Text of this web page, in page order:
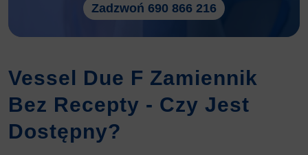
Zadzwoń 690 866 216
Vessel Due F Zamiennik
Bez Recepty - Czy Jest
Dostępny?